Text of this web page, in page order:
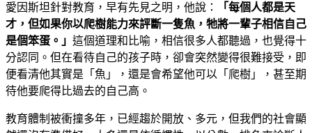
愛因斯坦針對教育，早有先見之明，他說：
「每個人都是天
才，但如果你以爬樹能力來評斷一隻魚，牠將一輩子相信自己
是個笨蛋。」 這個道理和比喻，相信很多人都聽過，也覺得十
分認同。但在看待自己的孩子時，卻會突然變得很難接受，即
便看清他其實是「魚」，還是會希望他可以「爬樹」，甚至期
待他要爬得比過去的自己高。
教育體制被衝撞多年，已經趨於開放、多元，但我們的社會顯